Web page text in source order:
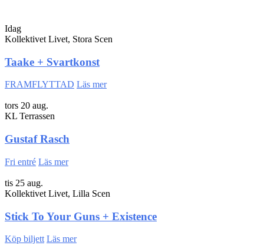
Idag
Kollektivet Livet, Stora Scen
Taake + Svartkonst
FRAMFLYTTAD Läs mer
tors 20 aug.
KL Terrassen
Gustaf Rasch
Fri entré Läs mer
tis 25 aug.
Kollektivet Livet, Lilla Scen
Stick To Your Guns + Existence
Köp biljett Läs mer